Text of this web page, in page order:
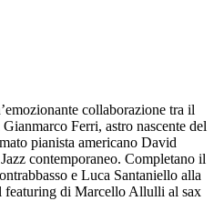
collaborazione tra il
Ferri, astro nascente del
pianista americano David
contemporaneo. Completano il
e Luca Santaniello alla
featuring di Marcello Allulli al sax